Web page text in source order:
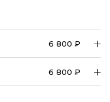
6 800 ₽
6 800 ₽